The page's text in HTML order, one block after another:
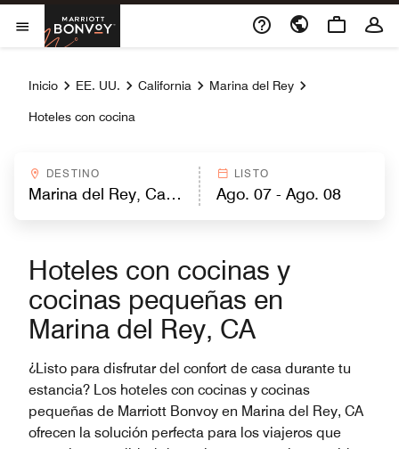
Skip to Content
Abrir el menú
Marriott Bonvoy
Inicio EE. UU. California Marina del Rey
Hoteles con cocina
DESTINO LISTO
Hoteles con cocinas y
cocinas pequeñas en
Marina del Rey, CA
¿Listo para disfrutar del confort de casa durante tu
estancia? Los hoteles con cocinas y cocinas
pequeñas de Marriott Bonvoy en Marina del Rey, CA
ofrecen la solución perfecta para los viajeros que